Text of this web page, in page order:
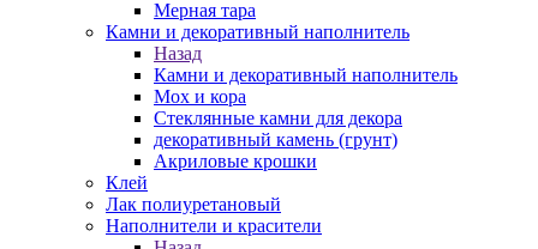
Мерная тара
Камни и декоративный наполнитель
Назад
Камни и декоративный наполнитель
Мох и кора
Стеклянные камни для декора
декоративный камень (грунт)
Акриловые крошки
Клей
Лак полиуретановый
Наполнители и красители